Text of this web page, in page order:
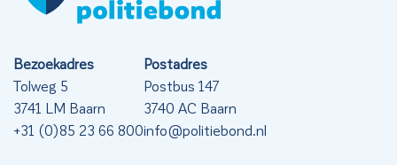
Bezoekadres
Tolweg 5
3741 LM Baarn
+31 (0)85 23 66 800
Postadres
Postbus 147
3740 AC Baarn
info@politiebond.nl